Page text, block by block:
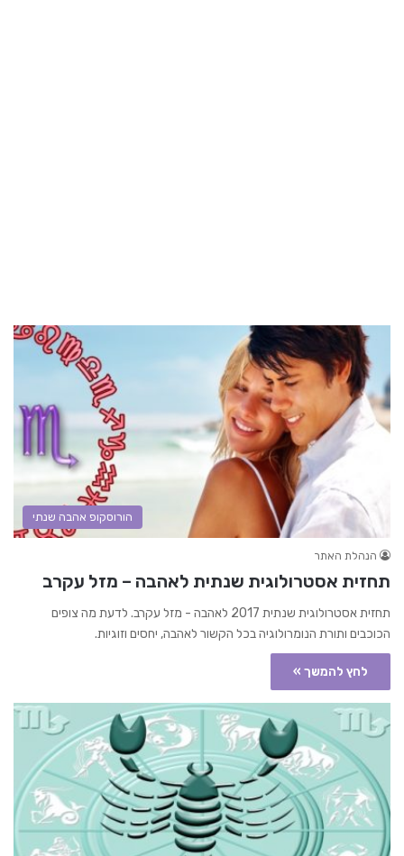
הורוסקופ אהבה שנתי
הנהלת האתר
תחזית אסטרולוגית שנתית לאהבה – מזל עקרב
תחזית אסטרולוגית שנתית 2017 לאהבה - מזל עקרב. לדעת מה צופים
הכוכבים ותורת הנומרולוגיה בכל הקשור לאהבה, יחסים וזוגיות.
לחץ להמשך »